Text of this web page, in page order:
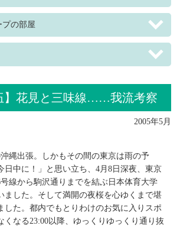
プの部屋
】花見と三味線……我流考察
2005年5月
縄出張。しかもその間の東京は雨の予
日中に！」と思い立ち、4月8日深夜、東京
線から駒沢通りまでを結ぶ日本体育大学
ました。そして満開の夜桜を心ゆくまで堪
した。都内でもとりわけのお気に入りスポ
くなる23:00以降、ゆっくりゆっくり通り抜